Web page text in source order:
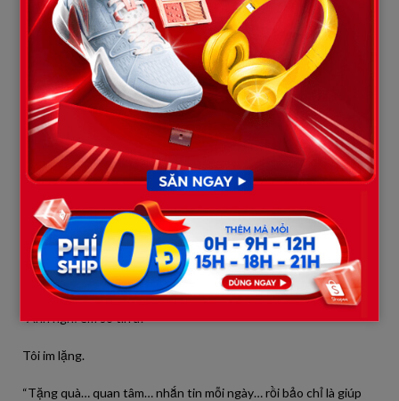
Tôi nói rất chậm.
Không giấu.
Không xóa.
Không biện minh.
Tôi nghĩ sự thành thật sẽ giúp mọi chuyện nhẹ đi.
Nhưng tôi đã nhầm.
Vợ chỉ cười.
Một nụ cười khiến tôi lạnh sống lưng.
“Anh nghĩ em sẽ tin à?”
Tôi im lặng.
“Tặng quà… quan tâm… nhắn tin mỗi ngày… rồi bảo chỉ là giúp